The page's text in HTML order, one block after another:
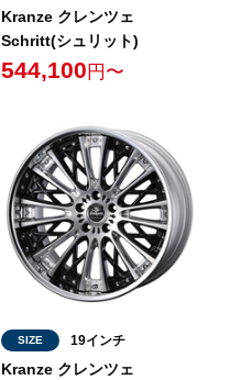
Kranze クレンツェ
Schritt(シュリット)
544,100 円〜
SIZE 19インチ
Kranze クレンツェ